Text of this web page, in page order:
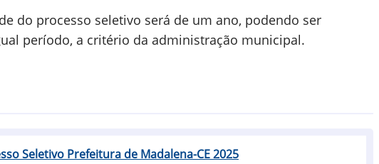
do processo seletivo será de um ano, podendo ser
período, a critério da administração municipal.
Seletivo Prefeitura de Madalena-CE 2025